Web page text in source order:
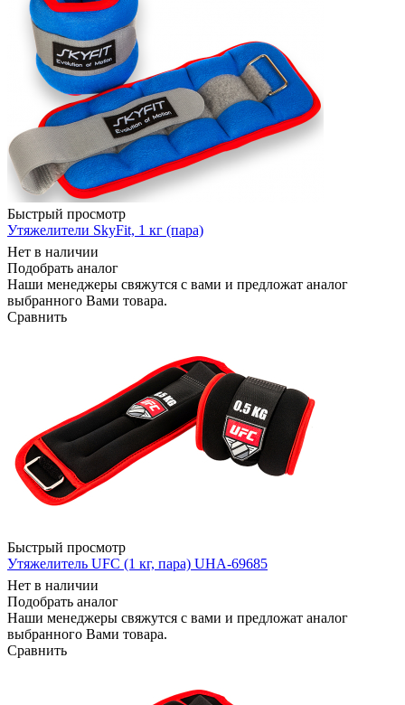
Быстрый просмотр
Утяжелители SkyFit, 1 кг (пара)
Нет в наличии
Подобрать аналог
Наши менеджеры свяжутся с вами и предложат аналог
выбранного Вами товара.
Сравнить
Быстрый просмотр
Утяжелитель UFC (1 кг, пара) UHA-69685
Нет в наличии
Подобрать аналог
Наши менеджеры свяжутся с вами и предложат аналог
выбранного Вами товара.
Сравнить